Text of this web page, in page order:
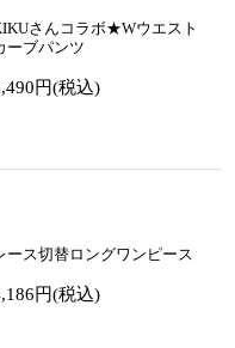
さんコラボ★Wウエスト
ーブパンツ
円(税込)
ース切替ロングワンピース
円(税込)